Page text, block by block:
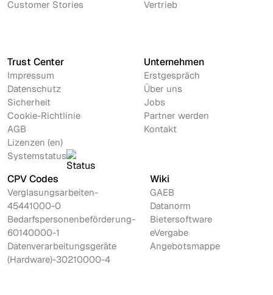
Customer Stories
Vertrieb
Trust Center
Impressum
Datenschutz
Sicherheit
Cookie-Richtlinie
AGB
Lizenzen (en)
Systemstatus
Unternehmen
Erstgespräch
Über uns
Jobs
Partner werden
Kontakt
CPV Codes
Verglasungsarbeiten-
45441000-0
Bedarfspersonenbeförderung-
60140000-1
Datenverarbeitungsgeräte
(Hardware)-30210000-4
Wiki
GAEB
Datanorm
Bietersoftware
eVergabe
Angebotsmappe